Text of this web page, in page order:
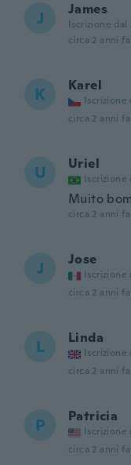
J James
Iscrizione dal
circa 2 anni fa
K Karel
Iscrizione
circa 2 anni fa
U Uriel
Iscrizione
Muito bom
circa 2 anni fa
J Jose
Iscrizione
circa 2 anni fa
L Linda
Iscrizione
circa 2 anni fa
P Patricia
Iscrizione
circa 2 anni fa